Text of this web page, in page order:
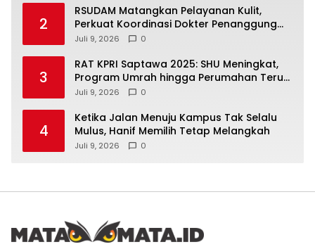
2
RSUDAM Matangkan Pelayanan Kulit,
Perkuat Koordinasi Dokter Penanggung
Jawab Pasien
Juli 9, 2026 0
3
RAT KPRI Saptawa 2025: SHU Meningkat,
Program Umrah hingga Perumahan Terus
Dikembangkan
Juli 9, 2026 0
4
Ketika Jalan Menuju Kampus Tak Selalu
Mulus, Hanif Memilih Tetap Melangkah
Juli 9, 2026 0